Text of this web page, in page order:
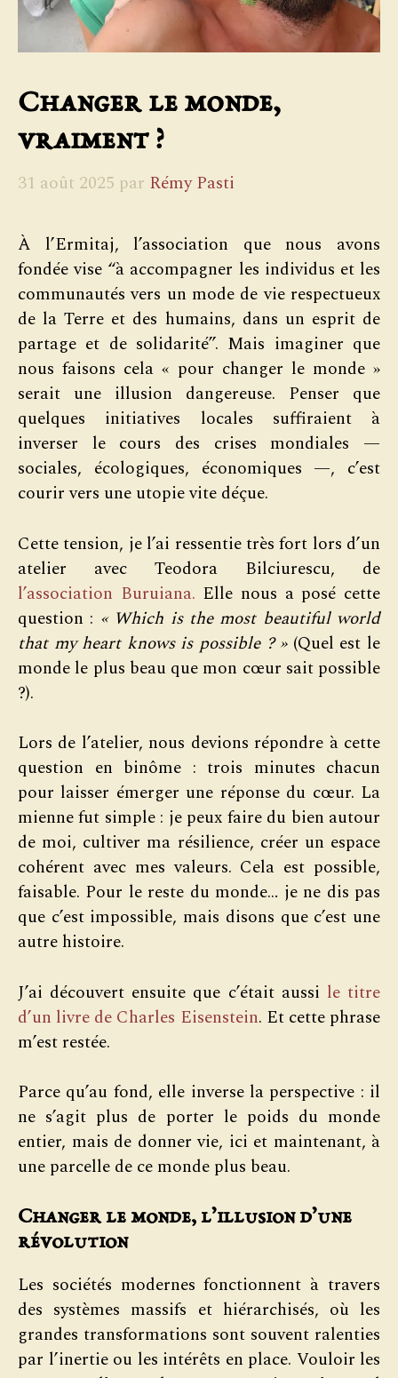
Changer le monde,
vraiment ?
31 août 2025 par Rémy Pasti
À l’Ermitaj, l’association que nous avons
fondée vise “à accompagner les individus et les
communautés vers un mode de vie respectueux
de la Terre et des humains, dans un esprit de
partage et de solidarité”. Mais imaginer que
nous faisons cela « pour changer le monde »
serait une illusion dangereuse. Penser que
quelques initiatives locales suffiraient à
inverser le cours des crises mondiales —
sociales, écologiques, économiques —, c’est
courir vers une utopie vite déçue.
Cette tension, je l’ai ressentie très fort lors d’un
atelier avec Teodora Bilciurescu, de
l’association Buruiana. Elle nous a posé cette
question : « Which is the most beautiful world
that my heart knows is possible ? »(Quel est le
monde le plus beau que mon cœur sait possible
?).
Lors de l’atelier, nous devions répondre à cette
question en binôme : trois minutes chacun
pour laisser émerger une réponse du cœur. La
mienne fut simple : je peux faire du bien autour
de moi, cultiver ma résilience, créer un espace
cohérent avec mes valeurs. Cela est possible,
faisable. Pour le reste du monde… je ne dis pas
que c’est impossible, mais disons que c’est une
autre histoire.
J’ai découvert ensuite que c’était aussi le titre
d’un livre de Charles Eisenstein. Et cette phrase
m’est restée.
Parce qu’au fond, elle inverse la perspective : il
ne s’agit plus de porter le poids du monde
entier, mais de donner vie, ici et maintenant, à
une parcelle de ce monde plus beau.
Changer le monde, l’illusion d’une
révolution
Les sociétés modernes fonctionnent à travers
des systèmes massifs et hiérarchisés, où les
grandes transformations sont souvent ralenties
par l’inertie ou les intérêts en place. Vouloir les